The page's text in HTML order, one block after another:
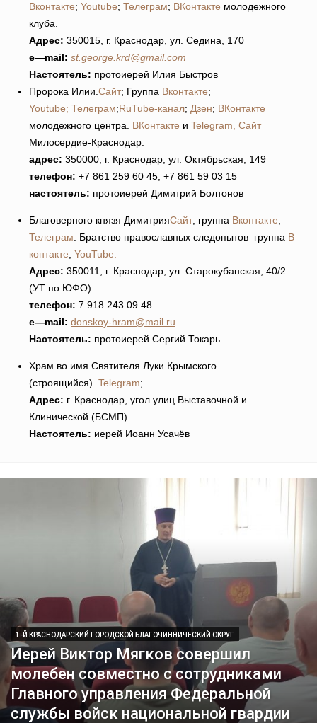
Вконтакте; Youtube; Телеграм; ВКонтакте молодежного
клуба.
Адрес: 350015, г. Краснодар, ул. Седина, 170
e—mail: st.george.krd@gmail.com
Настоятель: протоиерей Илия Быстров
Пророка Илии. Сайт; Группа Вконтакте;
Youtube; Телеграм;RuTube-канал; Дзен; ВКонтакте
молодежного центра. ВКонтакте и Telegram, Сайт
Милосердие-Краснодар.
адрес: 350000, г. Краснодар, ул. Октябрьская, 149
телефон: +7 861 259 60 45; +7 861 59 03 15
настоятель: протоиерей Димитрий Болтонов
Благоверного князя ДимитрияСайт; группа Вконтакте;
Телеграм . Братство православных следопытов группа В
контакте; YouTube.
Адрес: 350011, г. Краснодар, ул. Старокубанская, 40/2
(УТ по ЮФО)
телефон: 7 918 243 09 48
e—mail: donskoy-hram@mail.ru
Настоятель: протоиерей Сергий Токарь
Храм во имя Святителя Луки Крымского
(строящийся). Telegram;
Адрес: г. Краснодар, угол улиц Выставочной и
Клинической (БСМП)
Настоятель: иерей Иоанн Усачёв
1-Й КРАСНОДАРСКИЙ ГОРОДСКОЙ БЛАГОЧИННИЧЕСКИЙ ОКРУГ
Иерей Виктор Мягков совершил
молебен совместно с сотрудниками
Главного управления Федеральной
службы войск национальной гвардии